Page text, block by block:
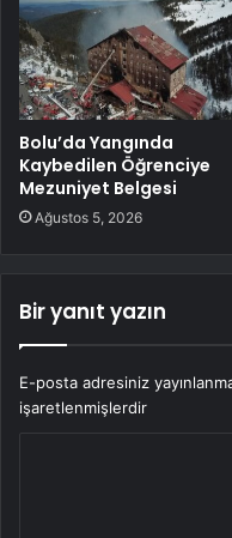
Bolu’da Yangında
Kaybedilen Öğrenciye
Mezuniyet Belgesi
Ağustos 5, 2026
Bir yanıt yazın
E-posta adresiniz
işaretlenmişlerdir